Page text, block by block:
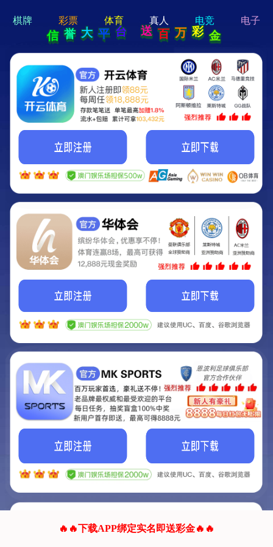
hi 💗
Hey Guys!
我们即将上线啦...
我们的网站正在建设.
它将是非常棒的网站.
联系我们!